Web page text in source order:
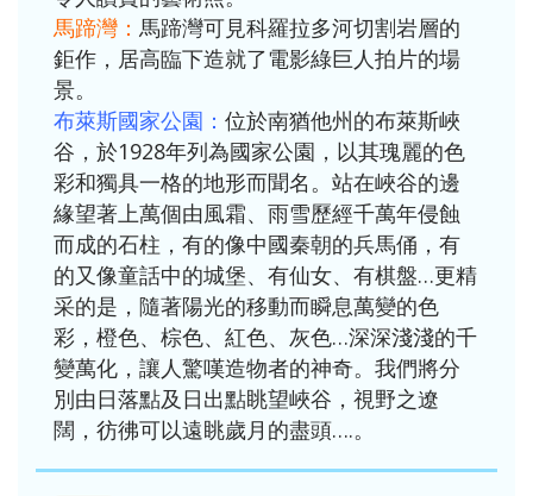
馬蹄灣： 馬蹄灣可見科羅拉多河切割岩層的
鉅作，居高臨下造就了電影綠巨人拍片的場
景。
布萊斯國家公園： 位於南猶他州的布萊斯峽
谷，於1928年列為國家公園，以其瑰麗的色
彩和獨具一格的地形而聞名。站在峽谷的邊
緣望著上萬個由風霜、雨雪歷經千萬年侵蝕
而成的石柱，有的像中國秦朝的兵馬俑，有
的又像童話中的城堡、有仙女、有棋盤…更精
采的是，隨著陽光的移動而瞬息萬變的色
彩，橙色、棕色、紅色、灰色…深深淺淺的千
變萬化，讓人驚嘆造物者的神奇。我們將分
別由日落點及日出點眺望峽谷，視野之遼
闊，彷彿可以遠眺歲月的盡頭….。